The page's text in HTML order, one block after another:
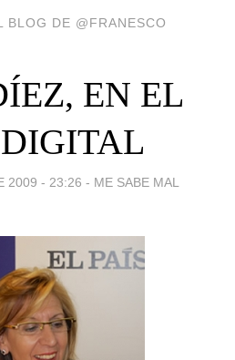
BLOG DE @FRANESCO
EN EL
2009 - 23:26 - ME SABE MAL